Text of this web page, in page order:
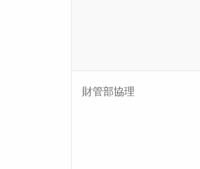
財管部協理